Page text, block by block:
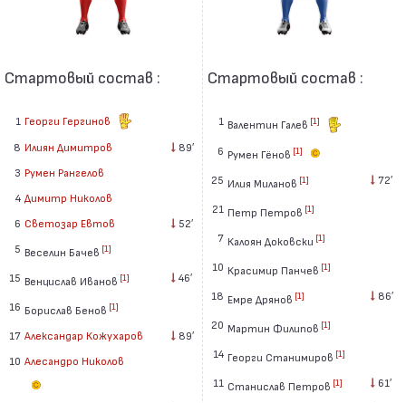
Стартовый состав :
1 Георги Гергинов
8 Илиян Димитров
89′
3 Румен Рангелов
4 Димитр Николов
6 Светозар Евтов
52′
5 Веселин Бачев [1]
15 Венцислав Иванов [1] 46′
16 Борислав Бенов [1]
17 Александар Кожухаров
89′
10 Алесандро Николов
Стартовый состав :
1 Валентин Галев [1]
6 Румен Гёнов [1]
25 Илия Миланов [1] 72′
21 Петр Петров [1]
7 Калоян Доковски [1]
10 Красимир Панчев [1]
18 Емре Дрянов [1] 86′
20 Мартин Филипов [1]
14 Георги Станимиров [1]
11 Станислав Петров [1] 61′